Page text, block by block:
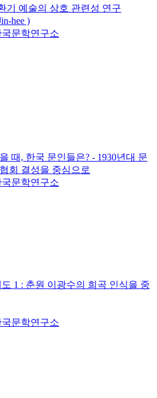
기 예술의 상호 관련성 연구
hee )
문학연구소
때, 한국 문인들은? - 1930년대 문
회 결성을 중심으로
문학연구소
1 : 춘원 이광수의 희곡 인식을 중
문학연구소